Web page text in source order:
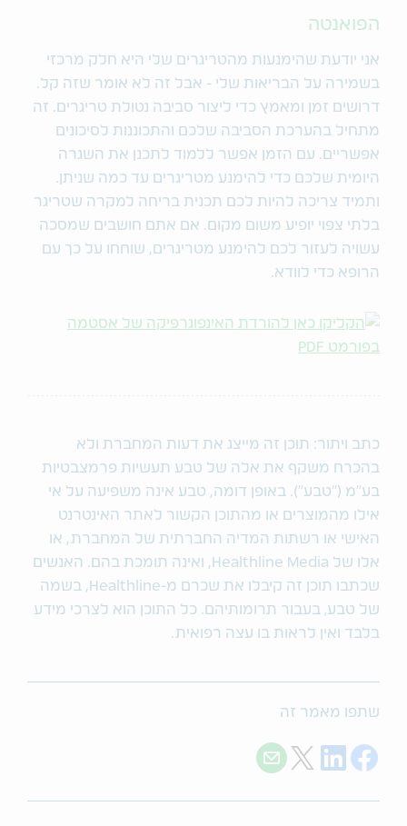
הפואנטה
אני יודעת שהימנעות מהטריגרים שלי היא חלק מרכזי
בשמירה על הבריאות שלי - אבל זה לא אומר שזה קל.
דרושים זמן ומאמץ כדי ליצור סביבה נטולת טריגרים. זה
מתחיל בהערכת הסביבה שלכם והתכוננות לסיכונים
אפשריים. עם הזמן אפשר ללמוד לתכנן את השגרה
היומית שלכם כדי להימנע מטריגרים עד כמה שניתן.
ותמיד צריכה להיות לכם תכנית בריחה למקרה שטריגר
בלתי צפוי יופיע משום מקום. אם אתם חושבים שמסכה
עשויה לעזור לכם להימנע מטריגרים, שוחחו על כך עם
הרופא כדי לוודא.
כתב ויתור: תוכן זה מייצג את דעות המחברת ולא
בהכרח משקף את אלה של טבע תעשיות פרמצבטיות
בע"מ ("טבע"). באופן דומה, טבע אינה משפיעה על אי
אילו מהמוצרים או מהתוכן הקשור לאתר האינטרנט
האישי או רשתות המדיה החברתית של המחברת, או
אלו של Healthline Media, ואינה תומכת בהם. האנשים
שכתבו תוכן זה קיבלו את שכרם מ-Healthline, בשמה
של טבע‚ בעבור תרומותיהם. כל התוכן הוא לצרכי מידע
בלבד ואין לראות בו עצה רפואית.
שתפו מאמר זה
Share on Facebook
Share on LinkedIn
Share on Twitter
Share with E-mail